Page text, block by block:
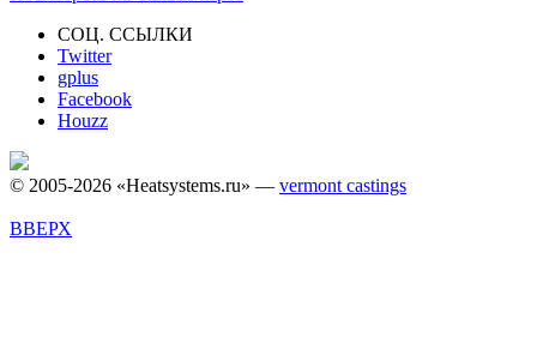
СОЦ. ССЫЛКИ
Twitter
gplus
Facebook
Houzz
© 2005-2026 «Heatsystems.ru» — vermont castings
ВВЕРХ